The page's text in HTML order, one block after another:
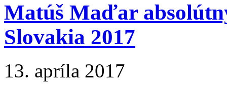
Matúš Maďar
Slovakia 2017
13. apríla 2017